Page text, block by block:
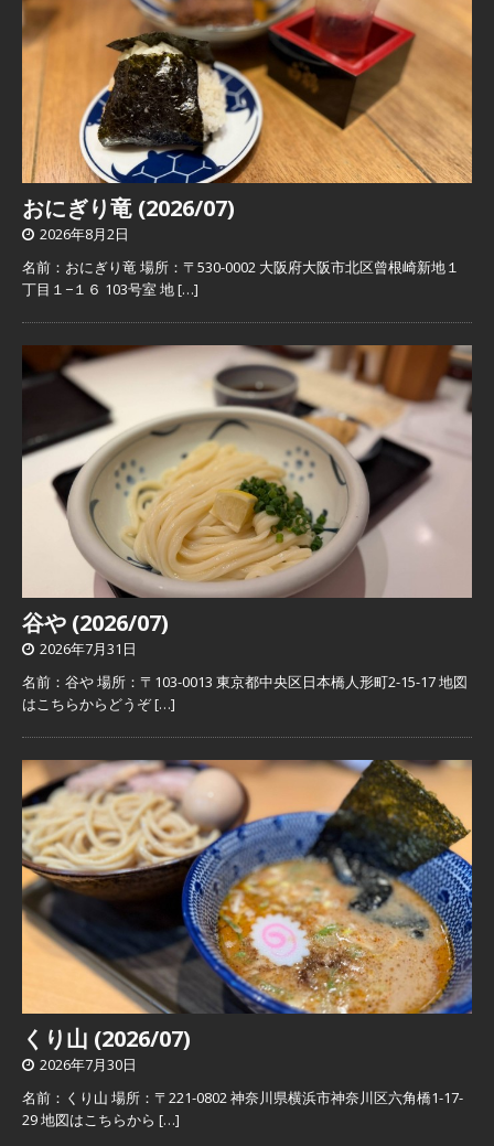
おにぎり竜 (2026/07)
2026年8月2日
名前：おにぎり竜 場所：〒530-0002 大阪府大阪市北区曾根崎新地１
丁目１−１６ 103号室 地[…]
谷や (2026/07)
2026年7月31日
名前：谷や 場所：〒103-0013 東京都中央区日本橋人形町2-15-17 地図
はこちらからどうぞ[…]
くり山 (2026/07)
2026年7月30日
名前：くり山 場所：〒221-0802 神奈川県横浜市神奈川区六角橋1-17-
29 地図はこちらから […]